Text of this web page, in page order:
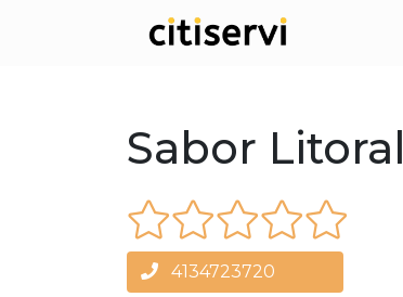
Sabor Litoral
4134723720